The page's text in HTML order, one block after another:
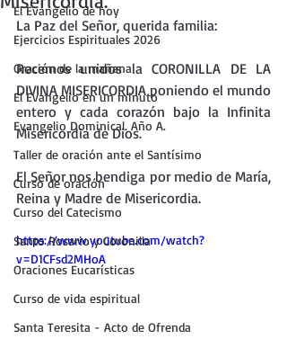
El Evangelio de hoy
Ejercicios Espirituales 2026
Oración de la mañana
El Evangelio en un minuto
Evangelio Dominical. Año A.
Taller de oración ante el Santísimo
Curso de oración
Curso del Catecismo
Santo Rosario y Coronilla
Oraciones Eucarísticas
Curso de vida espiritual
Santa Teresita - Acto de Ofrenda
La Paz del Señor, querida familia:
Recemos unidos la CORONILLA DE LA
DIVINA MISERICORDIA poniendo el mundo
entero y cada corazón bajo la Infinita
Misericordia de Dios.
El Señor nos bendiga por medio de María,
Reina y Madre de Misericordia.
https://www.youtube.com/watch?
v=D1CFsd2MHoA